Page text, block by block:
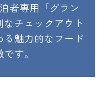
者専用「グラン
チェックアウト
魅力的なフード
す。